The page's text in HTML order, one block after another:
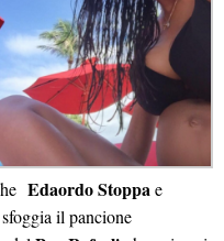
Edaordo Stoppa e
il pancione